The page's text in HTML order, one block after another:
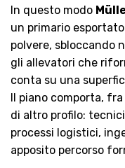
In questo modo
un primario
polvere, sbloccando
gli allevatori che
conta su una
Il piano comporta,
di altro profilo:
processi logistici,
apposito percorso